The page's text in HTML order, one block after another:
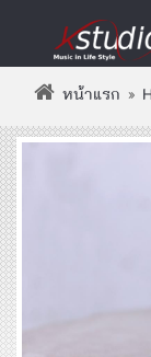
หน้าแรก »